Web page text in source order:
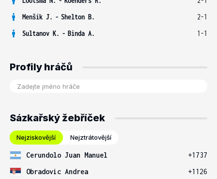
Menšík J. - Shelton B.
2-1
Sultanov K. - Binda A. 1-1
Profily hráčů
Sázkařský žebříček
Nejziskovější Nejztrátovější
Cerundolo Juan Manuel
+1737
Obradovic Andrea
+1126